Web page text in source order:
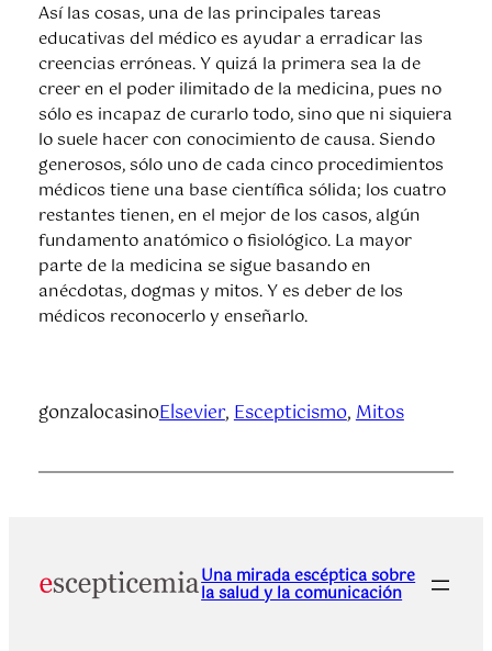
Así las cosas, una de las principales tareas
educativas del médico es ayudar a erradicar las
creencias erróneas. Y quizá la primera sea la de
creer en el poder ilimitado de la medicina, pues no
sólo es incapaz de curarlo todo, sino que ni siquiera
lo suele hacer con conocimiento de causa. Siendo
generosos, sólo uno de cada cinco procedimientos
médicos tiene una base científica sólida; los cuatro
restantes tienen, en el mejor de los casos, algún
fundamento anatómico o fisiológico. La mayor
parte de la medicina se sigue basando en
anécdotas, dogmas y mitos. Y es deber de los
médicos reconocerlo y enseñarlo.
gonzalocasinoElsevier, Escepticismo, Mitos
Una mirada escéptica sobre
la salud y la comunicación